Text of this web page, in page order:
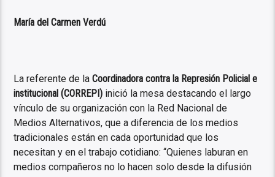
María del Carmen Verdú
La referente de laCoordinadora contra la Represión Policial e
institucional (CORREPI) inició la mesa destacando el largo
vínculo de su organización con la Red Nacional de
Medios Alternativos, que a diferencia de los medios
tradicionales están en cada oportunidad que los
necesitan y en el trabajo cotidiano: “Quienes laburan en
medios compañeros no lo hacen solo desde la difusión